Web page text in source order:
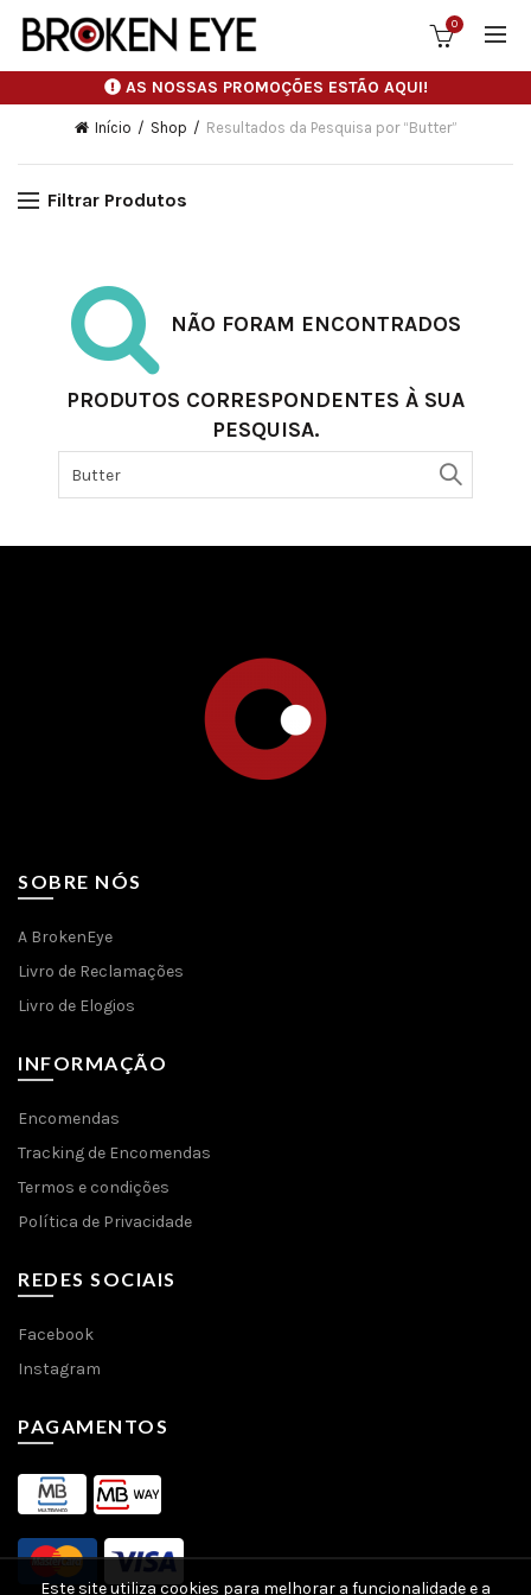
0
AS NOSSAS PROMOÇÕES ESTÃO AQUI!
Início Shop Resultados da Pesquisa por “Butter”
Filtrar Produtos
NÃO FORAM ENCONTRADOS
PRODUTOS CORRESPONDENTES À SUA
PESQUISA.
Pesquisar
por:
SOBRE NÓS
A BrokenEye
Livro de Reclamações
Livro de Elogios
INFORMAÇÃO
Encomendas
Tracking de Encomendas
Termos e condições
Política de Privacidade
REDES SOCIAIS
Facebook
Instagram
PAGAMENTOS
Este site utiliza cookies para melhorar a funcionalidade e a